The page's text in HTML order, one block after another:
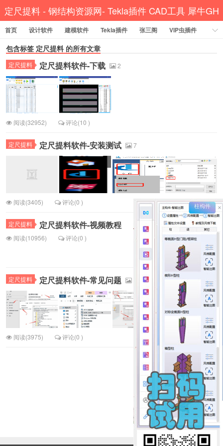
定尺提料 - 钢结构资源网- Tekla插件 CAD工具 犀牛GH
汉化
首页 设计软件 建模软件 Tekla插件 张三阁
VIP虫插件
CAD插件
定尺提料 贱人工具箱
资讯教程
工程模型 关于网站
包含标签 定尺提料 的所有文章
定尺提料 定尺提料软件-下载 2
阅读(32952) 评论(10 )
定尺提料 定尺提料软件-安装测试 7
阅读(3405) 评论(0 )
定尺提料 定尺提料软件-视频教程
阅读(10956) 评论(0 )
定尺提料 定尺提料软件-常见问题
阅读(3975) 评论(0 )